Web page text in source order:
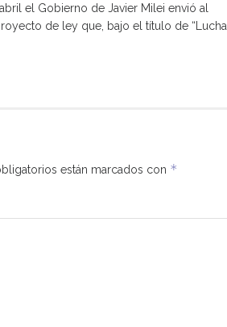
el Gobierno de Javier Milei envió al
de ley que, bajo el título de “Lucha
están marcados con *